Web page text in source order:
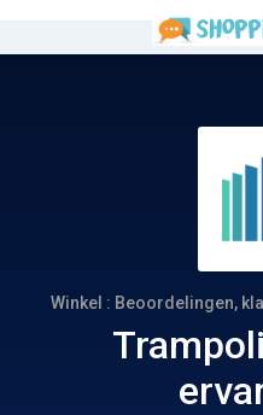
Winkel : Beoordelingen,